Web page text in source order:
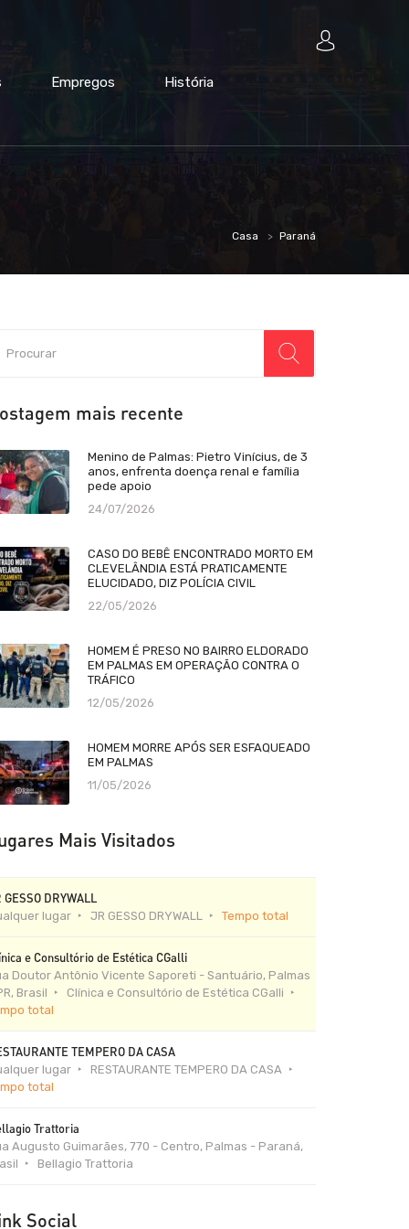
Empregos
História
Casa Paraná
mais recente
Menino de Palmas: Pietro Vinícius, de 3
anos, enfrenta doença renal e família
pede apoio
24/07/2026
CASO DO BEBÊ ENCONTRADO MORTO EM
CLEVELÂNDIA ESTÁ PRATICAMENTE
ELUCIDADO, DIZ POLÍCIA CIVIL
22/05/2026
HOMEM É PRESO NO BAIRRO ELDORADO
EM PALMAS EM OPERAÇÃO CONTRA O
TRÁFICO
12/05/2026
HOMEM MORRE APÓS SER ESFAQUEADO
EM PALMAS
11/05/2026
Mais Visitados
GESSO DRYWALL
lugar JR GESSO DRYWALL Tempo total
e Consultório de Estética CGalli
Doutor Antônio Vicente Saporeti - Santuário, Palmas
Brasil
Clínica e Consultório de Estética CGalli
total
TEMPERO DA CASA
lugar
RESTAURANTE TEMPERO DA CASA
total
Trattoria
Augusto Guimarães, 770 - Centro, Palmas - Paraná,
Bellagio Trattoria
Social